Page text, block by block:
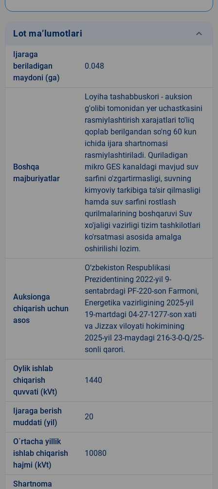
Lot ma’lumotlari keyboard_arrow_down
Ijaraga
beriladigan
maydoni (ga)
0.048
Boshqa
majburiyatlar
Loyiha tashabbuskori - auksion
g'olibi tomonidan yer uchastkasini
rasmiylashtirish xarajatlari to'liq
qoplab berilgandan so'ng 60 kun
ichida ijara shartnomasi
rasmiylashtiriladi. Quriladigan
mikro GES kanaldagi mavjud suv
sarfini o'zgartirmasligi, suvning
kimyoviy tarkibiga ta'sir qilmasligi
hamda suv sarfini rostlash
qurilmalarining boshqaruvi Suv
xo'jaligi vazirligi tizim tashkilotlari
ko'rsatmasi asosida amalga
oshirilishi lozim.
Auksionga
chiqarish uchun
asos
O‘zbekiston Respublikasi
Prezidentining 2022-yil 9-
sentabrdagi PF-220-son Farmoni,
Energetika vazirligining 2025-yil
19-martdagi 04-27-1277-son xati
va Jizzax viloyati hokimining
2025-yil 23-maydagi 216-3-0-Q/25-
sonli qarori.
Oylik ishlab
chiqarish
quvvati (kVt)
1440
Ijaraga berish
muddati (yil)
20
O`rtacha yillik
ishlab chiqarish
hajmi (kVt)
10080
Shartnoma